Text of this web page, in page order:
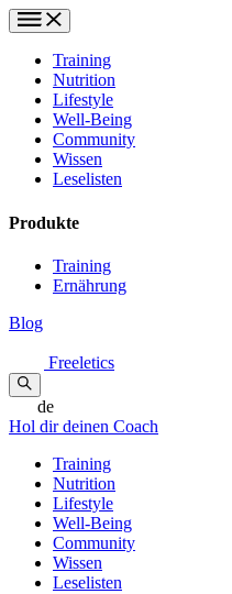
Training
Nutrition
Lifestyle
Well-Being
Community
Wissen
Leselisten
Produkte
Training
Ernährung
Blog
Freeletics
de
Hol dir deinen Coach
Training
Nutrition
Lifestyle
Well-Being
Community
Wissen
Leselisten